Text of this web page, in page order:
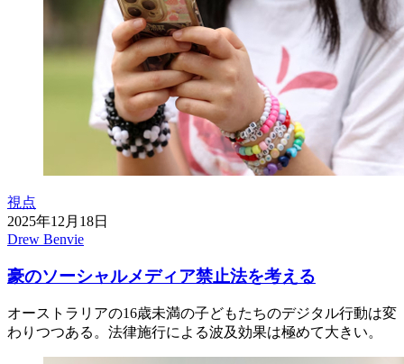
視点
2025年12月18日
Drew Benvie
豪のソーシャルメディア禁止法を考える
オーストラリアの16歳未満の子どもたちのデジタル行動は変
わりつつある。法律施行による波及効果は極めて大きい。